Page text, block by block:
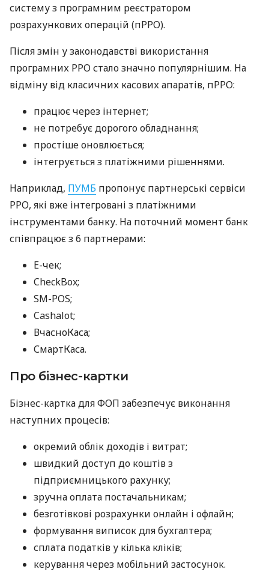
систему з програмним реєстратором
розрахункових операцій (пРРО).
Після змін у законодавстві використання
програмних РРО стало значно популярнішим. На
відміну від класичних касових апаратів, пРРО:
працює через інтернет;
не потребує дорогого обладнання;
простіше оновлюється;
інтегрується з платіжними рішеннями.
Наприклад, ПУМБ пропонує партнерські сервіси
РРО, які вже інтегровані з платіжними
інструментами банку. На поточний момент банк
співпрацює з 6 партнерами:
E-чек;
CheckBox;
SM-POS;
Cashalot;
ВчасноКаса;
СмартКаса.
Про бізнес-картки
Бізнес-картка для ФОП забезпечує виконання
наступних процесів:
окремий облік доходів і витрат;
швидкий доступ до коштів з
підприємницького рахунку;
зручна оплата постачальникам;
безготівкові розрахунки онлайн і офлайн;
формування виписок для бухгалтера;
сплата податків у кілька кліків;
керування через мобільний застосунок.